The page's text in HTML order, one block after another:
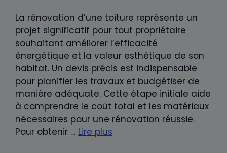
La rénovation d’une toiture représente un
projet significatif pour tout propriétaire
souhaitant améliorer l’efficacité
énergétique et la valeur esthétique de son
habitat. Un devis précis est indispensable
pour planifier les travaux et budgétiser de
manière adéquate. Cette étape initiale aide
à comprendre le coût total et les matériaux
nécessaires pour une rénovation réussie.
Pour obtenir … Lire plus